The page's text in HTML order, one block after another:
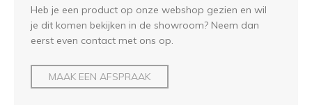
Heb je een product op onze webshop gezien en wil
je dit komen bekijken in de showroom? Neem dan
eerst even contact met ons op.
MAAK EEN AFSPRAAK